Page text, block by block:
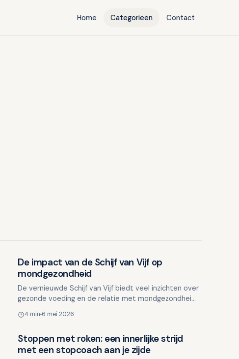
Home Categorieën Contact
Lifestyle en mondgezondheid
De impact van de Schijf van Vijf op
mondgezondheid
De vernieuwde Schijf van Vijf biedt veel inzichten over
gezonde voeding en de relatie met mondgezondheid.
dien…
4 min 6 mei 2026
Lifestyle en mondgezondheid
Stoppen met roken: een innerlijke strijd
met een stopcoach aan je zijde